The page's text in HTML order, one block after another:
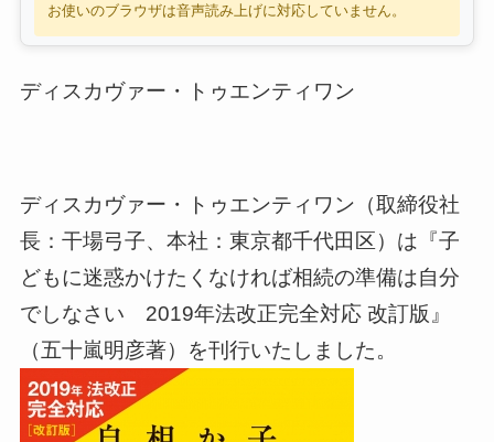
お使いのブラウザは音声読み上げに対応していません。
ディスカヴァー・トゥエンティワン
ディスカヴァー・トゥエンティワン（取締役社
長：干場弓子、本社：東京都千代田区）は『子
どもに迷惑かけたくなければ相続の準備は自分
でしなさい 2019年法改正完全対応 改訂版』
（五十嵐明彦著）を刊行いたしました。